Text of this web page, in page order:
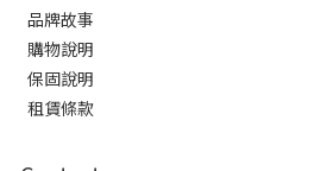
品牌故事
購物說明
保固說明
租賃條款